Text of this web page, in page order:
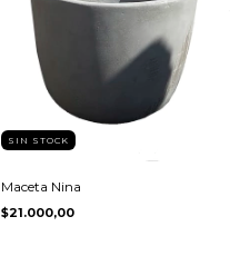
SIN STOCK
Maceta Nina
$21.000,00